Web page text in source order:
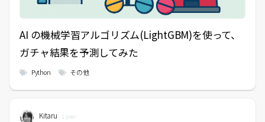
AI の機械学習アルゴリズム(LightGBM)を使って、
ガチャ結果を予測してみた
Python その他
Kitaru 1 year